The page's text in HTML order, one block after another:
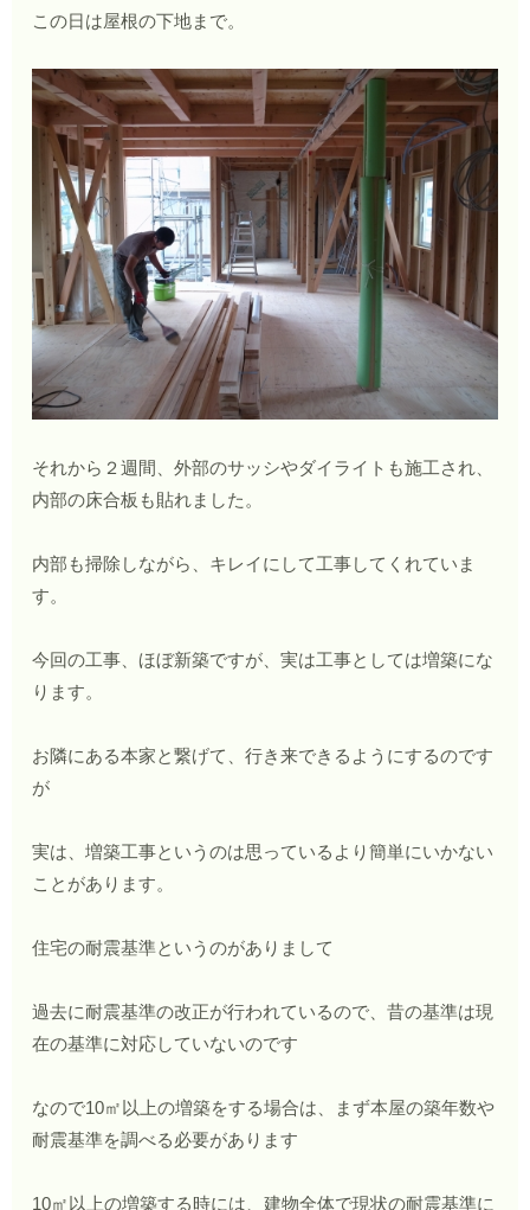
この日は屋根の下地まで。
それから２週間、外部のサッシやダイライトも施工され、
内部の床合板も貼れました。
内部も掃除しながら、キレイにして工事してくれていま
す。
今回の工事、ほぼ新築ですが、実は工事としては増築にな
ります。
お隣にある本家と繋げて、行き来できるようにするのです
が
実は、増築工事というのは思っているより簡単にいかない
ことがあります。
住宅の耐震基準というのがありまして
過去に耐震基準の改正が行われているので、昔の基準は現
在の基準に対応していないのです
なので10㎡以上の増築をする場合は、まず本屋の築年数や
耐震基準を調べる必要があります
10㎡以上の増築する時には、建物全体で現状の耐震基準に